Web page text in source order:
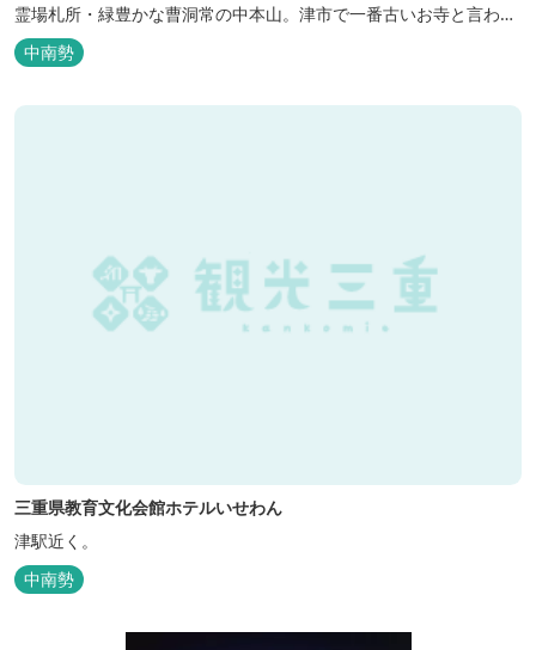
霊場札所・緑豊かな曹洞常の中本山。津市で一番古いお寺と言われ
る塔世山四天王寺があります。
中南勢
三重県教育文化会館ホテルいせわん
津駅近く。
中南勢